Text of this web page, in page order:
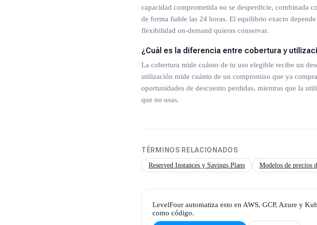
capacidad comprometida no se desperdicie, combinada
de forma fiable las 24 horas. El equilibrio exacto
flexibilidad on-demand quieras conservar.
¿Cuál es la diferencia entre cobertura y
La cobertura mide cuánto de tu uso elegible recibe un
utilización mide cuánto de un compromiso que ya
oportunidades de descuento perdidas, mientras que la
que no usas.
TÉRMINOS RELACIONADOS
Reserved Instances y Savings Plans Modelos de precios
LevelFour automatiza esto en AWS, GCP, Azure y
como código.